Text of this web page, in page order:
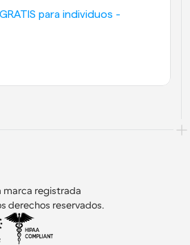
para individuos -
marca registrada
derechos reservados.